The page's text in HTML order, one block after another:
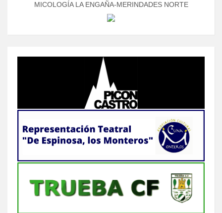
MICOLOGÍA LA ENGAÑA-MERINDADES NORTE